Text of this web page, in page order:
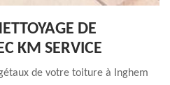
DE
KM SERVICE
de votre toiture à Inghem